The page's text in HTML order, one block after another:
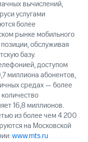
вычислений,
услугами
более
рынке мобильного
обслуживая
базу.
доступом
миллиона абонентов,
средах — более
16,8 миллионов.
из более чем 4 200
на Московской
www.mts.ru